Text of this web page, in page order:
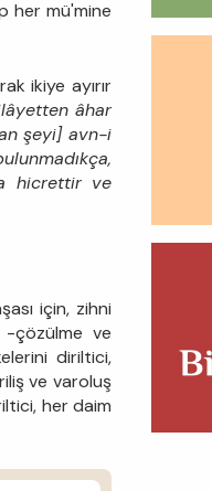
her mü'mine
ikiye ayırır
âhar
şeyi] avn-i
hicrettir ve
için, zihni
-çözülme ve
diriltici,
ve varoluş
her daim